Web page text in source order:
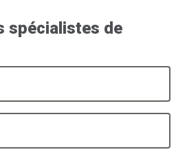
spécialistes de